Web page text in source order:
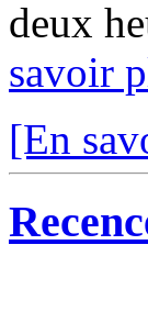
deux
savoir
[En